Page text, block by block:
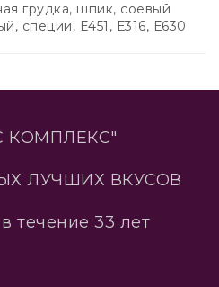
грудка, шпик, соевый
специи, Е451, Е316, Е630
КОМПЛЕКС"
ЛУЧШИХ ВКУСОВ
течение 33 лет